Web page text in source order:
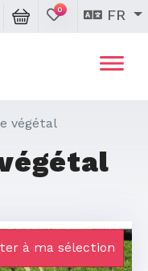
0 FR
végétal
à ma sélection